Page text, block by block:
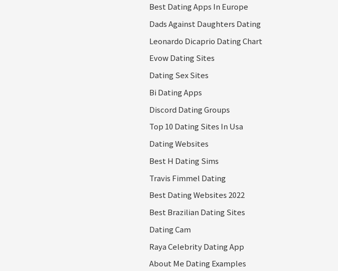
Best Dating Apps In Europe
Dads Against Daughters Dating
Leonardo Dicaprio Dating Chart
Evow Dating Sites
Dating Sex Sites
Bi Dating Apps
Discord Dating Groups
Top 10 Dating Sites In Usa
Dating Websites
Best H Dating Sims
Travis Fimmel Dating
Best Dating Websites 2022
Best Brazilian Dating Sites
Dating Cam
Raya Celebrity Dating App
About Me Dating Examples